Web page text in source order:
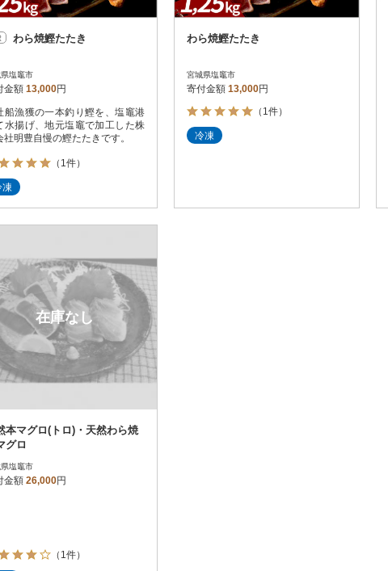
ソフトバンクまとめて支払い
d払い
結果を見る（
わら焼鰹たたき
塩竈市
金額 13,000円
船漁獲の一本釣り鰹を、塩竈港
水揚げ、地元塩竈で加工した株
社明豊自慢の鰹たたきです。
（1件）
凍
わら焼鰹たたき
宮城県塩竈市
寄付金額 13,000円
（1件）
冷凍
在庫なし
本マグロ(トロ)・天然わら焼
グロ
塩竈市
金額 26,000円
（1件）